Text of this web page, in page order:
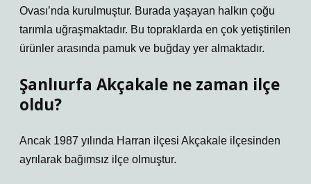
Ovası’nda kurulmuştur. Burada yaşayan halkın çoğu
tarımla uğraşmaktadır. Bu topraklarda en çok yetiştirilen
ürünler arasında pamuk ve buğday yer almaktadır.
Şanlıurfa Akçakale ne zaman ilçe
oldu?
Ancak 1987 yılında Harran ilçesi Akçakale ilçesinden
ayrılarak bağımsız ilçe olmuştur.